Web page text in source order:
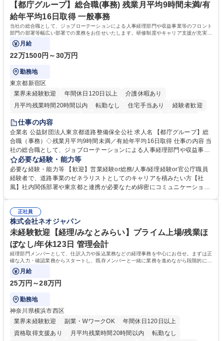
社員から頼られる存在になることができます。平均19:30の退勤以降の業
務の持ち帰りも禁止されており、メリハリのある働き方となります。 学
歴・資格 学歴：大学院 大学 高専 短大 語学力： 資格：
【都庁グループ】総合職(事務) 残業月平均9時間未満/有
給年平均16日取得 一般事務
当社の総合職として、ジョブローテーションによる人事経理部門や収益事業等のフロント
部門の部署等幅広い部署での業務をお任せいたします。研修制度やキャリア支援が充実し
ております！ ※下記業務詳細
月給
22万1500円～30万円
勤務地
東京都新宿区
業界未経験歓迎
年間休日120日以上
介護休暇あり
月平均残業時間20時間以内
転勤なし 住宅手当あり
経験者歓迎
研修あり
退職金あり
駅近5分以内
資格取得手当あり 食事補助あり
仕事の内容
企業名 公益財団法人東京都道路整備保全公社 求人名 【都庁グループ】総
合職（事務）◇残業月平均9時間未満／有給年平均16日取得 仕事の内容 当
社の総合職として、ジョブローテーションによる人事経理部門や収益事業
等のフロント部門の部署等幅広い部署での業務をお任せいたします。研修
制度やキャリア支援が充実しております！ ※下記業務詳細 【業務詳細】■
管理部門：広報、人事、経理など当公社の運営に係る管理業務 ■収益部
門：駐車場の新規開拓、管理運営、新宿駅西口広場の「イベントコーナ
道路施設や道路工事現場の見学ツアー事業 ※入社後は上記いずれかの部門
へ配属。※業務内容変更の範囲：会社の定める業務 募集職種 【都庁グル
ープ】総合職（事務）◇残業月平均9時間未満／有給年平均16日取得
必要な経験・能力等
必要な経験・能力等 【歓迎】営業経験or総務/人事/経理経験or官公庁職員
経験者で、道路事業のゼネラリストとしてのキャリアを積みたい方【社
風】社内関係部署や東京都と連携が必要なため綿密にコミュニケーション
部門など多岐に渡る業務を経験できます。 ■様々なプロジェクト：駐車場
事業の他、新宿駅西口広場内に設置された照明を兼ねた広告「ブライトサ
イン」の管理運営を行うなど、事業収益を生み出す活動を積極的に行って
います。 学歴・資格 学歴：大学院 大学 高専 短大 専修学校 高校 語学力：
資格：
正社員
株式会社ネオジャパン
未経験歓迎【経理/みなとみらい】プライム上場/残業ほ
ぼなし/年休123日 管理会計
経理部門メンバーとして、仕訳入力や振込業務などの経理事務を中心にお任せ。まずは正
確な入力・確認業務からスタートし、既存メンバーと一緒に業務を進めながら段階的に経
理知識を身につけていただきます。
月給
25万円～28万円
勤務地
神奈川県横浜市西区
業界未経験歓迎
副業・WワークOK
年間休日120日以上
資格取得支援あり
月平均残業時間20時間以内
転勤なし